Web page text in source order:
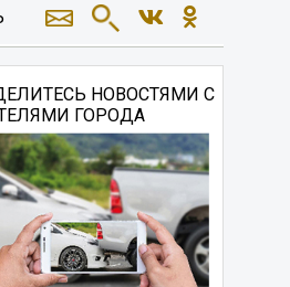
НОВОСТЯМИ С
ГОРОДА